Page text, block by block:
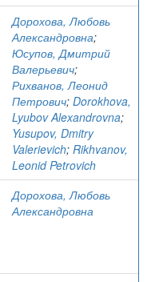
Дорохова, Любовь
Александровна;
Юсупов, Дмитрий
Валерьевич;
Рихванов, Леонид
Петрович; Dorokhova,
Lyubov Alexandrovna;
Yusupov, Dmitry
Valerievich; Rikhvanov,
Leonid Petrovich
Дорохова, Любовь
Александровна